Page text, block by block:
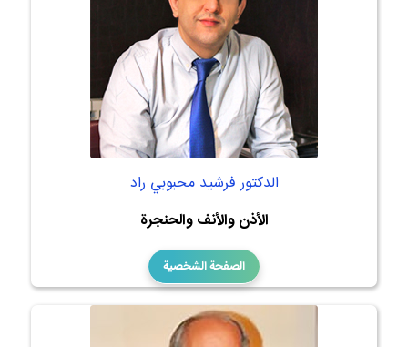
الدكتور فرشيد محبوبي راد
الأذن والأنف والحنجرة
الصفحة الشخصية